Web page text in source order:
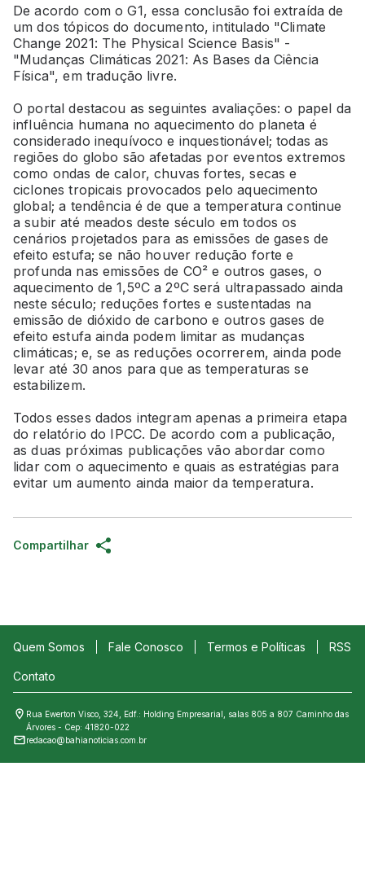
De acordo com o G1, essa conclusão foi extraída de
um dos tópicos do documento, intitulado "Climate
Change 2021: The Physical Science Basis" -
"Mudanças Climáticas 2021: As Bases da Ciência
Física", em tradução livre.
O portal destacou as seguintes avaliações: o papel da
influência humana no aquecimento do planeta é
considerado inequívoco e inquestionável; todas as
regiões do globo são afetadas por eventos extremos
como ondas de calor, chuvas fortes, secas e
ciclones tropicais provocados pelo aquecimento
global; a tendência é de que a temperatura continue
a subir até meados deste século em todos os
cenários projetados para as emissões de gases de
efeito estufa; se não houver redução forte e
profunda nas emissões de CO² e outros gases, o
aquecimento de 1,5ºC a 2ºC será ultrapassado ainda
neste século; reduções fortes e sustentadas na
emissão de dióxido de carbono e outros gases de
efeito estufa ainda podem limitar as mudanças
climáticas; e, se as reduções ocorrerem, ainda pode
levar até 30 anos para que as temperaturas se
estabilizem.
Todos esses dados integram apenas a primeira etapa
do relatório do IPCC. De acordo com a publicação,
as duas próximas publicações vão abordar como
lidar com o aquecimento e quais as estratégias para
evitar um aumento ainda maior da temperatura.
Compartilhar
Quem Somos Fale Conosco Termos e Políticas RSS
Contato
Rua Ewerton Visco, 324, Edf.: Holding Empresarial, salas 805 a 807 Caminho das
Árvores - Cep: 41820-022
redacao@bahianoticias.com.br